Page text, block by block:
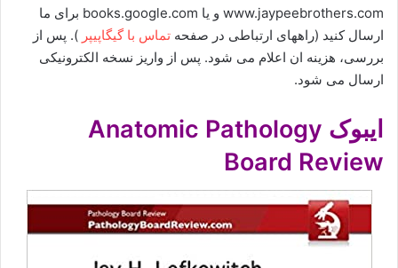
www.jaypeebrothers.com و یا books.google.com برای ما
ارسال کنید (راههای ارتباطی در صفحه تماس با گیگاپیپر ). پس از
بررسی، هزینه ان اعلام می شود. پس از واریز نسخه الکترونیکی
ارسال می شود.
ایبوک Anatomic Pathology
Board Review